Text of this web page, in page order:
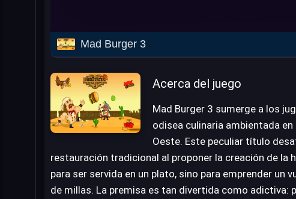
Mad Burger 3
Acerca del juego
Mad Burger 3 sumerge a los
odisea culinaria ambientada en
Oeste. Este peculiar título
restauración tradicional al proponer la creación de la
para ser servida en un plato, sino para emprender un
de millas. La premisa es tan divertida como adictiva: